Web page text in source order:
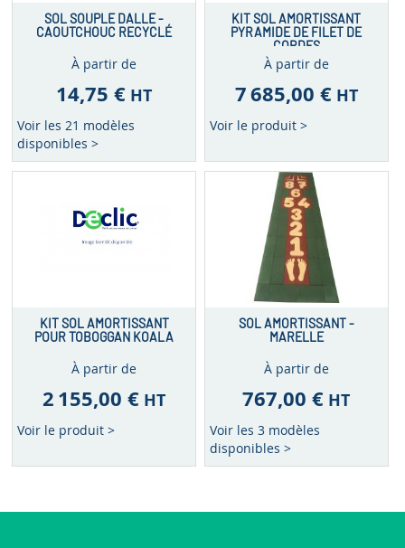
SOL SOUPLE DALLE -
CAOUTCHOUC RECYCLÉ
À partir de
14,75 € HT
Voir les 21 modèles
disponibles >
KIT SOL AMORTISSANT
PYRAMIDE DE FILET DE
CORDES
À partir de
7 685,00 € HT
Voir le produit >
KIT SOL AMORTISSANT
POUR TOBOGGAN KOALA
À partir de
2 155,00 € HT
Voir le produit >
SOL AMORTISSANT -
MARELLE
À partir de
767,00 € HT
Voir les 3 modèles
disponibles >